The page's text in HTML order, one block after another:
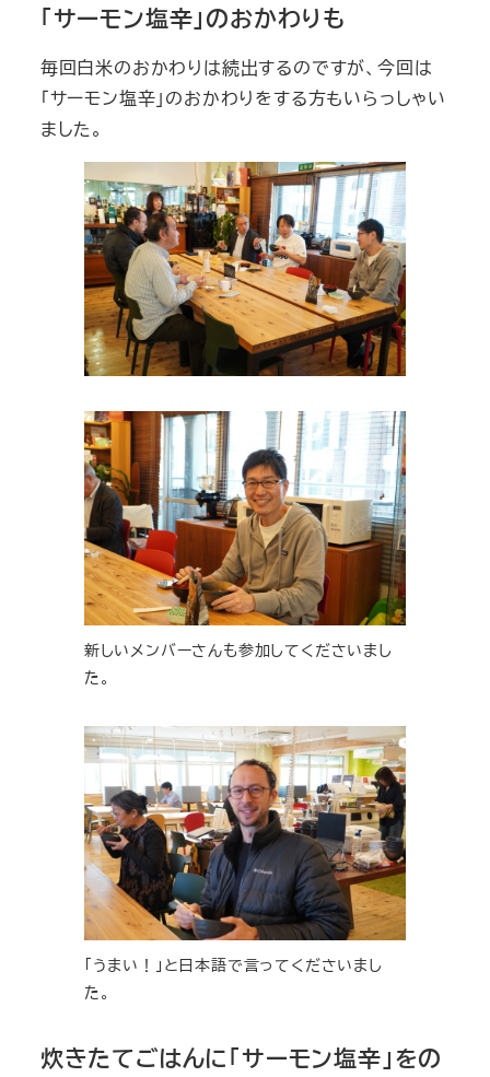
「サーモン塩辛」のおかわりも
毎回白米のおかわりは続出するのですが、今回は
「サーモン塩辛」のおかわりをする方もいらっしゃい
ました。
新しいメンバーさんも参加してくださいまし
た。
「うまい！」と日本語で言ってくださいまし
た。
炊きたてごはんに「サーモン塩辛」をの